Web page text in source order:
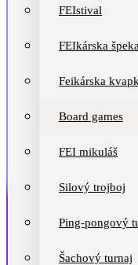
FEIstival
FEIkárska
Feikárska
Board games
FEI mikuláš
Silový trojboj
Ping-pongový
Šachový turnaj